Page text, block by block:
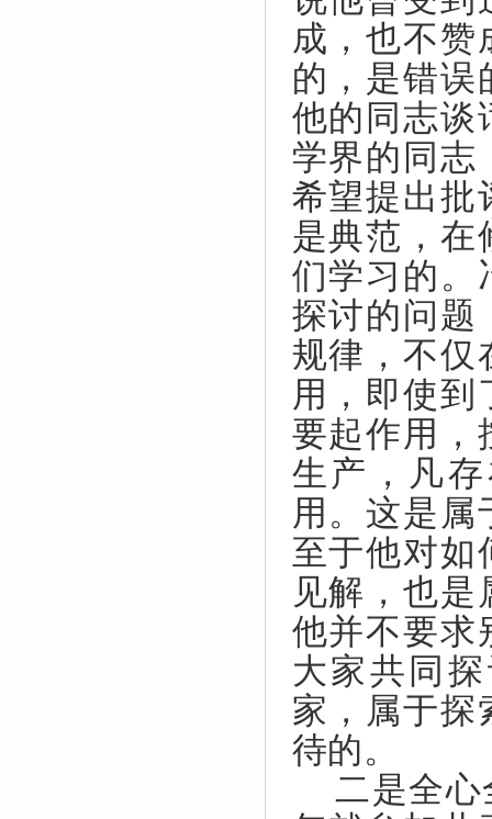
成，也不赞
的，是错误
他的同志谈
学界的同志
希望提出批
是典范，在
们学习的。
探讨的问题
规律，不仅
用，即使到
要起作用，
生产，凡
用。这是属
至于他对如
见解，也
他并不要求
大家共同
家，属于探
待的。
二是全